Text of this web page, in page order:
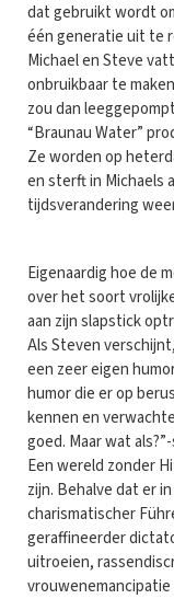
dat gebruikt wordt
één generatie uit te
Michael en Steve
onbruikbaar te
zou dan
“Braunau Water”
Ze worden op
en sterft in Michaels
tijdsverandering
Eigenaardig hoe de
over het soort
aan zijn slapstick
Als Steven
een zeer eigen
humor die er op
kennen en
goed. Maar wat
Een wereld zonder
zijn. Behalve dat er
charismatischer
geraffineerder
uitroeien,